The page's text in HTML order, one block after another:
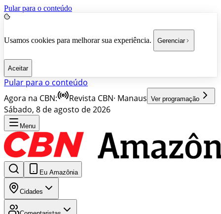
Pular para o conteúdo
Usamos cookies para melhorar sua experiência. Gerenciar
Aceitar
Pular para o conteúdo
Agora na CBN:
Revista CBN· Manaus Ver programação
Sábado, 8 de agosto de 2026
Menu
Eu Amazônia
Cidades